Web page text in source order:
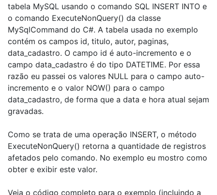
tabela MySQL usando o comando SQL INSERT INTO e
o comando ExecuteNonQuery() da classe
MySqlCommand do C#. A tabela usada no exemplo
contém os campos id, titulo, autor, paginas,
data_cadastro. O campo id é auto-incremento e o
campo data_cadastro é do tipo DATETIME. Por essa
razão eu passei os valores NULL para o campo auto-
incremento e o valor NOW() para o campo
data_cadastro, de forma que a data e hora atual sejam
gravadas.
Como se trata de uma operação INSERT, o método
ExecuteNonQuery() retorna a quantidade de registros
afetados pelo comando. No exemplo eu mostro como
obter e exibir este valor.
Veja o código completo para o exemplo (incluindo a